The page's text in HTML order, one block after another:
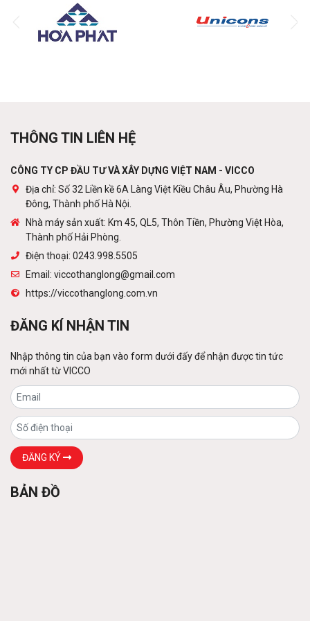
Khung thép tiền chế
Cột viễn thông
Liên hệ
Tấm lợp lớp phủ kim loại
THÔNG TIN LIÊN HỆ
CÔNG TY CP ĐẦU TƯ VÀ XÂY DỰNG VIỆT NAM - VICCO
Địa chỉ: Số 32 Liền kề 6A Làng Việt Kiều Châu Âu, Phường Hà
Đông, Thành phố Hà Nội.
Nhà máy sản xuất: Km 45, QL5, Thôn Tiền, Phường Việt Hòa,
Thành phố Hải Phòng.
Điện thoại: 0243.998.5505
Email: viccothanglong@gmail.com
https://viccothanglong.com.vn
ĐĂNG KÍ NHẬN TIN
Nhập thông tin của bạn vào form dưới đấy để nhận được tin tức
mới nhất từ VICCO
ĐĂNG KÝ
BẢN ĐỒ